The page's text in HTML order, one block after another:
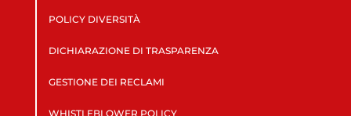
POLICY DIVERSITÀ
DICHIARAZIONE DI TRASPARENZA
GESTIONE DEI RECLAMI
WHISTLEBLOWER POLICY